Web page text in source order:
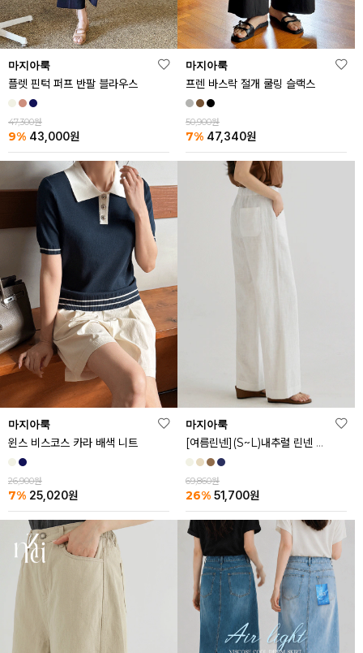
마지아룩
플렛 핀턱 퍼프 반팔 블라우스
47,300원
9% 43,000원
마지아룩
프렌 바스락 절개 쿨링 슬랙스
50,900원
7% 47,340원
마지아룩
윈스 비스코스 카라 배색 니트
26,900원
7% 25,020원
마지아룩
[여름린넨](S~L)내추럴 린넨 와이드 밴딩 팬츠
69,860원
26% 51,700원